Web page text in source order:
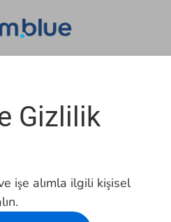
Gizlilik
işe alımla ilgili kişisel